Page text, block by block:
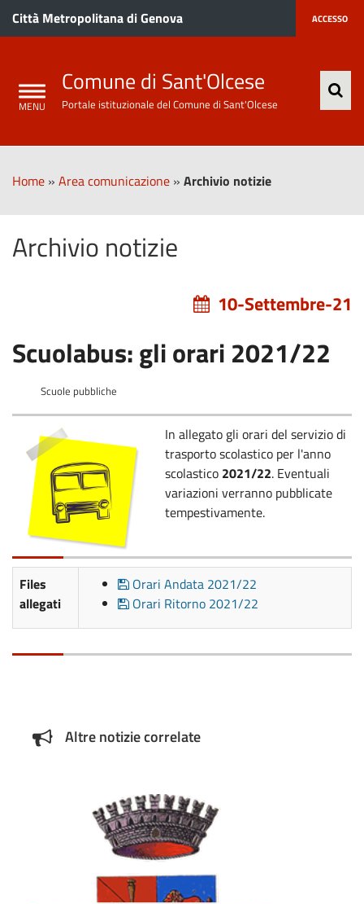
Città Metropolitana di Genova ACCESSO
Comune di Sant'Olcese
Portale istituzionale del Comune di Sant'Olcese
Home » Area comunicazione » Archivio notizie
Archivio notizie
10-Settembre-21
Scuolabus: gli orari 2021/22
Scuole pubbliche
In allegato gli orari del servizio di
trasporto scolastico per l'anno
scolastico 2021/22. Eventuali
variazioni verranno pubblicate
tempestivamente.
Files
allegati
Orari Andata 2021/22
Orari Ritorno 2021/22
Altre notizie correlate